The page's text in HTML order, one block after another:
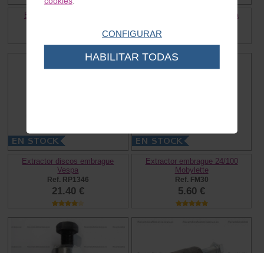
Extractor carter Vespa T5 Extractor tambor Lambretta
Extractor discos embrague
Vespa
Ref. RP1346
21.40 €
Extractor embrague 24/100
Mobylette
Ref. FM30
5.60 €
CONFIGURAR
HABILITAR TODAS